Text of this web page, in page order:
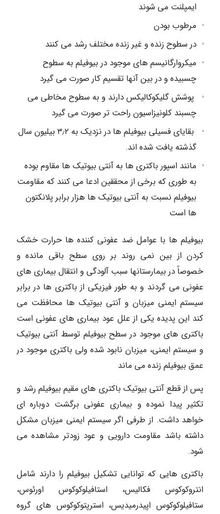
ایمپلنت می شوند
مرطوب بودن
در سطوح زنده و غیر زنده مختلف رشد می کنند
میکروارگانیسم های موجود در بیوفیلم به سطوح
چسبیده و در بین آنها تقسیم کار صورت می گیرد
پوشش گلیکوکالیکس دارند و به سطوح مخاطی می
چسبند کلونیزاسیون راحت تر صورت می گیرد
بقایای فسیلی بیوفیلم ها در نزدیک به ۳٫۲ بیلیون سال
گذشته یافت شده اند.
مانند اسپور باکتری ها به آنتی بیوتیک ها مقاوم بوده
به طوری که برخی از محققین ادعا می کنند که مقاومت
بیوفیلم نسبت به آنتی بیوتیک ها هزار برابر پلانکتون
ها است
بیوفیلم ها با عوامل ضد عفونی کننده ها حرارت خشک
کردن از بین نمی روند بر روی سطح باقی مانده و
خصوصاً در بیمارستانها سبب آلودگی و انتقال بیماری های
عفونی می گردند و به طور فیزیکی از باکتری ها در برابر
سیستم ایمنی میزبان و آنتی بیوتیک ها محافظت می
کند این پدیده یکی از علل عود بیماری های عفونی است
باکتری های موجود در سطح بیوفیلم توسط آنتی بیوتیک
و سیستم ایمنی، میزبان نابود شده ولی باکتری موجود در
عمق بیوفیلم زنده می ماند
پس از قطع آنتی بیوتیک باکتری های مقیم بیوفیلم رشد و
تکثیر پیدا نموده و بیماری عفونی برگشت دوباره ای
خواهد داشت. از طرفی اگر سیستم ایمنی میزبان مشکل
داشته باشد مقاومت دارویی و عود زودتر مشاهده می
شود.
باکتری هایی که توانایی تشکیل بیوفیلم را دارند شامل
انتروکوکوس فکالیس، استافیلوکوکوس اورئوس،
ستافيلوكوكوس اپیدرمیدیس، استرپتوکوکوس های گروه